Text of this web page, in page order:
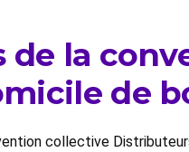
de la
de
collective